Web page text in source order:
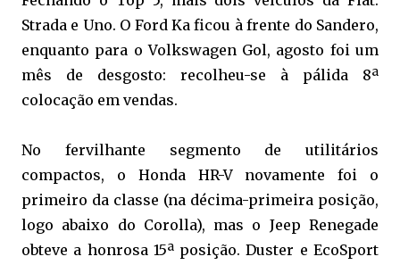
Strada e Uno. O Ford Ka ficou à frente do Sandero,
enquanto para o Volkswagen Gol, agosto foi um
mês de desgosto: recolheu-se à pálida 8ª
colocação em vendas.
No fervilhante segmento de utilitários
compactos, o Honda HR-V novamente foi o
primeiro da classe (na décima-primeira posição,
logo abaixo do Corolla), mas o Jeep Renegade
obteve a honrosa 15ª posição. Duster e EcoSport